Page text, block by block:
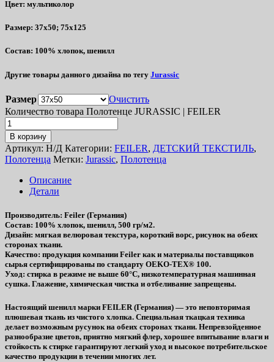
Цвет: мультиколор
Размер: 37х50; 75х125
Состав: 100% хлопок, шенилл
Другие товары данного дизайна по тегу Jurassic
Размер
Очистить
Количество товара Полотенце JURASSIC | FEILER
В корзину
Артикул: Н/Д Категории: FEILER, ДЕТСКИЙ ТЕКСТИЛЬ,
Полотенца Метки: Jurassic, Полотенца
Описание
Детали
Производитель: Feiler (Германия)
Состав: 100% хлопок, шенилл, 500 гр/м2.
Дизайн: мягкая велюровая текстура, короткий ворс, рисунок на обеих
сторонах ткани.
Качество: продукция компании Feiler как и материалы поставщиков
сырья сертифицированы по стандарту OEKO-TEX® 100.
Уход: стирка в режиме не выше 60°C, низкотемпературная машинная
сушка. Глажение, химическая чистка и отбеливание запрещены.
Настоящий шенилл марки FEILER (Германия) — это неповторимая
плюшевая ткань из чистого хлопка. Специальная ткацкая техника
делает возможным русунок на обеих сторонах ткани. Непревзойденное
разнообразие цветов, приятно мягкий флер, хорошее впитывание влаги и
стойкость к стирке гарантируют легкий уход и высокое потребительское
качество продукции в течении многих лет.